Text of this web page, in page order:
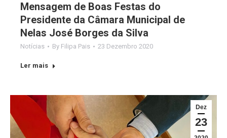
Mensagem de Boas Festas do
Presidente da Câmara Municipal de
Nelas José Borges da Silva
Notícias By Filipa Pais 23 Dezembro 2020
Ler mais
Dez
23